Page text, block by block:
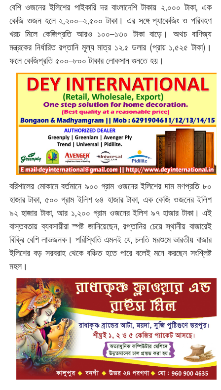
বেশি ওজনের ইলিশের পাইকারি দর বাংলাদেশি টাকায় ২,০০০ টাকা, এক
কেজি ওজন হলে ২,২০০–২,৫০০ টাকা। এর সঙ্গে প্যাকেজিং ও পরিবহণ
খরচ মিলে কেজিপ্রতি আরও ১০০–১৩০ টাকা বাড়ে। অথচ বাণিজ্য
মন্ত্রকের নির্ধারিত রপ্তানি মূল্য মাত্র ১২.৫ ডলার (প্রায় ১,৫২৫ টাকা)।
ফলে কেজিপ্রতি ৫০০–৮০০ টাকার লোকসান গুনতে হয়।
বরিশালের মোকামে বর্তমানে ৯০০ গ্রাম ওজনের ইলিশের দাম মণপ্রতি ৮০
হাজার টাকা, ৫০০ গ্রাম ইলিশ ৬৪ হাজার টাকা, এক কেজি ওজনের ইলিশ
৯২ হাজার টাকা, আর ১,২০০ গ্রাম ওজনের ইলিশ ৯৭ হাজার টাকা। এই
বাস্তবতায় ব্যবসায়ীরা স্পষ্ট জানিয়েছেন, রপ্তানির চেয়ে স্থানীয় বাজারেই
বিক্রি বেশি লাভজনক। পরিস্থিতি এমনই যে, চলতি মরশুমে ভারতীয় বাজার
ইলিশের বড় সরবরাহ থেকে বঞ্চিত হতে পারে বলেই মনে করছেন সংশ্লিষ্ট
মহল।‌